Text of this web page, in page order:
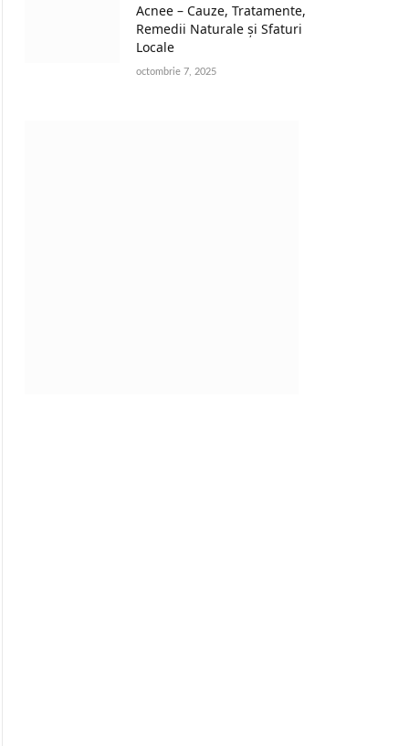
Acnee – Cauze, Tratamente,
Remedii Naturale și Sfaturi
Locale
octombrie 7, 2025